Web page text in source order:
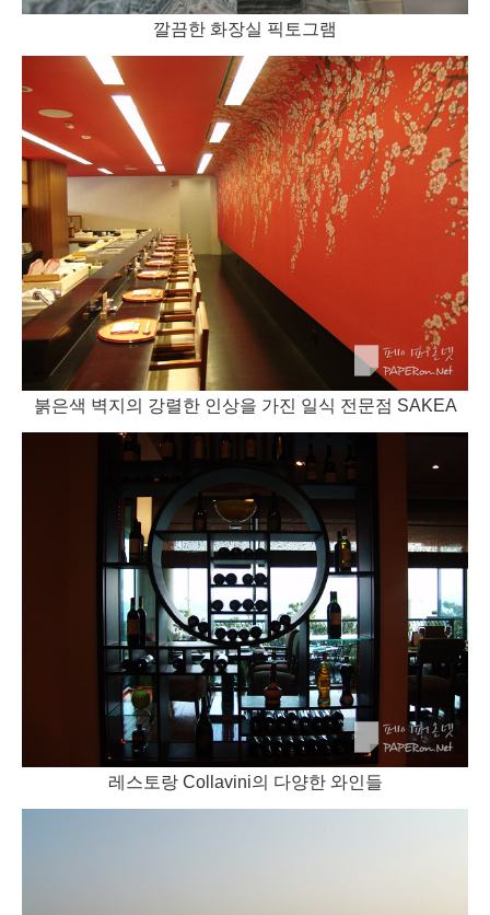
깔끔한 화장실 픽토그램
붉은색 벽지의 강렬한 인상을 가진 일식 전문점 SAKEA
레스토랑 Collavini의 다양한 와인들